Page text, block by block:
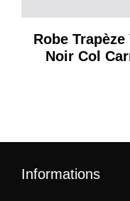
Robe
Noir Col
Informations